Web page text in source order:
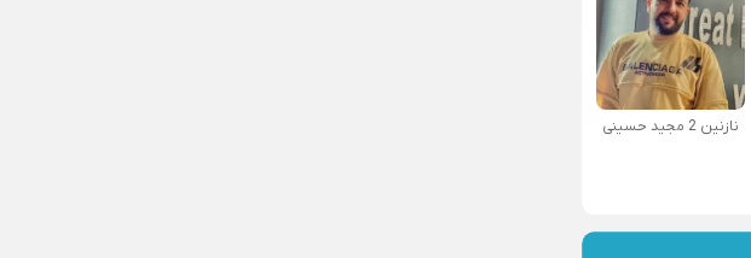
نازنین 2 مجید حسینی